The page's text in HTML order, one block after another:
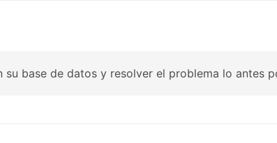
su base de datos y resolver el problema lo antes